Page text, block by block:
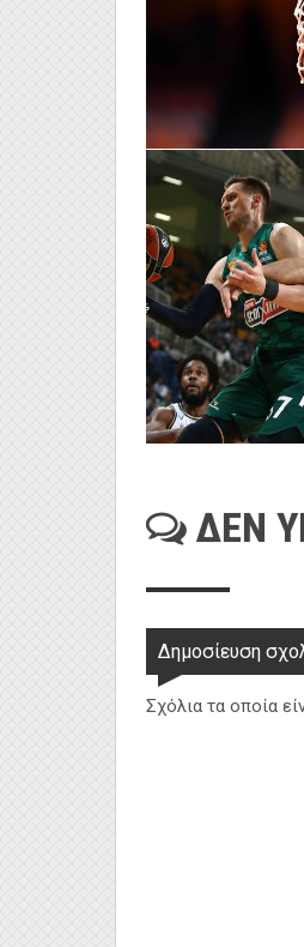
ΔΕΝ
Δημοσίευση
Σχόλια τα οποία